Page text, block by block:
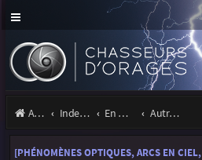
Accueil Index du forum En marge des orages Autres images
[PHÉNOMÈNES OPTIQUES, ARCS EN